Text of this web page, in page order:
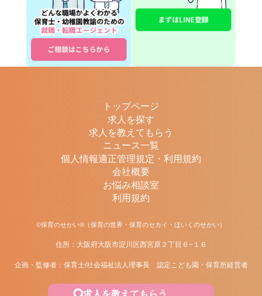
トップページ
求人を探す
求人を教えてもらう
ニュース一覧
個人情報適正管理規定・利用規約
会社概要
お悩み相談室
利用規約
©保育のせかい®（保育の世界・保育のセカイ・ほいくのせかい）
住所：大阪府大阪市淀川区西宮原２丁目６−１６
企画・監修者：保育士/社会福祉法人理事長 認定こども園・保育所経営者
求人を教えてもらう